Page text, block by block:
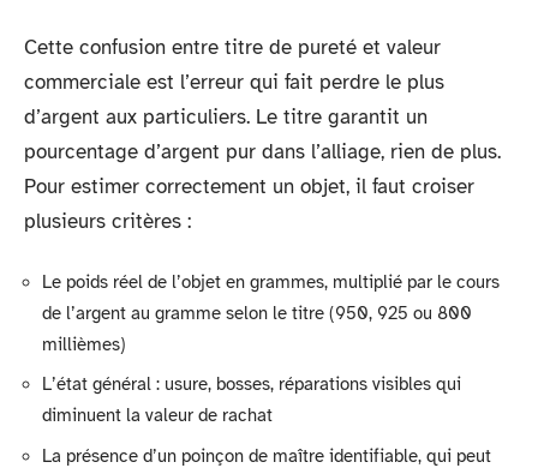
Cette confusion entre titre de pureté et valeur
commerciale est l’erreur qui fait perdre le plus
d’argent aux particuliers. Le titre garantit un
pourcentage d’argent pur dans l’alliage, rien de plus.
Pour estimer correctement un objet, il faut croiser
plusieurs critères :
Le poids réel de l’objet en grammes, multiplié par le cours
de l’argent au gramme selon le titre (950, 925 ou 800
millièmes)
L’état général : usure, bosses, réparations visibles qui
diminuent la valeur de rachat
La présence d’un poinçon de maître identifiable, qui peut